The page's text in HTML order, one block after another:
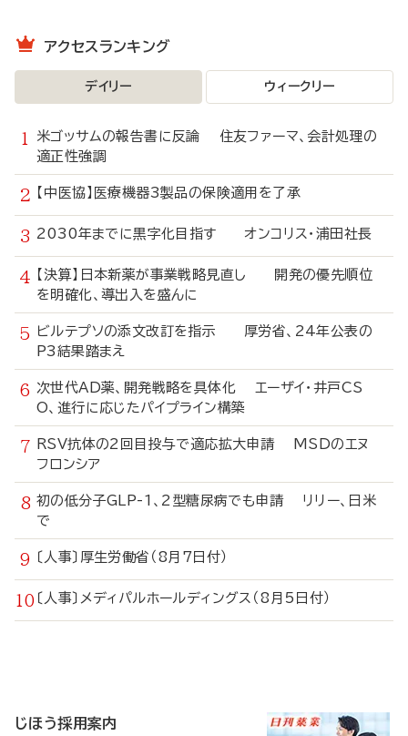
アクセスランキング
デイリー ウィークリー
米ゴッサムの報告書に反論 住友ファーマ、会計処理の
適正性強調
【中医協】医療機器3製品の保険適用を了承
2030年までに黒字化目指す オンコリス・浦田社長
【決算】日本新薬が事業戦略見直し 開発の優先順位
を明確化、導出入を盛んに
ビルテプソの添文改訂を指示 厚労省、24年公表の
P3結果踏まえ
次世代AD薬、開発戦略を具体化 エーザイ・井戸CS
O、進行に応じたパイプライン構築
RSV抗体の2回目投与で適応拡大申請 MSDのエヌ
フロンシア
初の低分子GLP-1、2型糖尿病でも申請 リリー、日米
で
〔人事〕厚生労働省（8月7日付）
〔人事〕メディパルホールディングス（8月5日付）
じほう採用案内